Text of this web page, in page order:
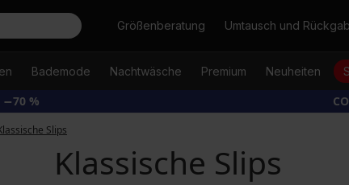
SucheGrößenberatung Umtausch und
Bademode Nachtwäsche Premium Neuheiten
−70 %
Slips
Klassische Slips